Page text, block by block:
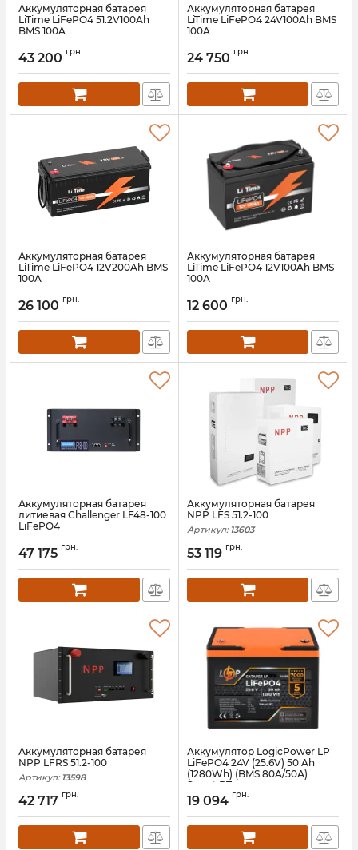
Аккумуляторная батарея
LiTime LiFePO4 51.2V100Ah
BMS 100A
43 200 грн.
Аккумуляторная батарея
LiTime LiFePO4 24V100Ah BMS
100A
24 750 грн.
Аккумуляторная батарея
LiTime LiFePO4 12V200Ah BMS
100A
26 100 грн.
Аккумуляторная батарея
LiTime LiFePO4 12V100Ah BMS
100A
12 600 грн.
Аккумуляторная батарея
литиевая Challenger LF48-100
LiFePO4
47 175 грн.
Аккумуляторная батарея
NPP LFS 51.2-100
Артикул: 13603
53 119 грн.
Аккумуляторная батарея
NPP LFRS 51.2-100
Артикул: 13598
42 717 грн.
Аккумулятор LogicPower LP
LiFePO4 24V (25.6V) 50 Ah
(1280Wh) (BMS 80A/50А)
Smart BT
Артикул: lp24666
19 094 грн.